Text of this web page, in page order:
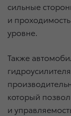
сильные
и
уровне.
Также
который
и